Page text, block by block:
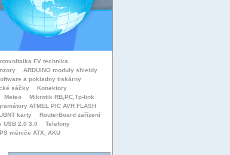
FV technika
ARDUINO moduly shieldy
a pokladny tiskárny
sáčky
Konektory
Meteo
Mikrotik RB,PC,Tp-link
ATMEL PIC AVR FLASH
karty
RouterBoard zařízení
USB 2.0 3.0
Telefony
měniče ATX, AKU